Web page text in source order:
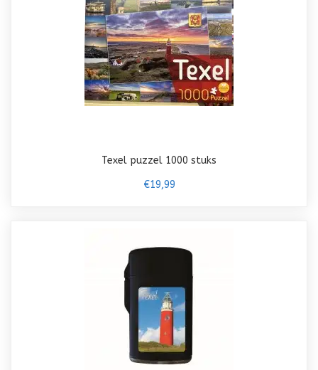
Texel puzzel 1000 stuks
€19,99